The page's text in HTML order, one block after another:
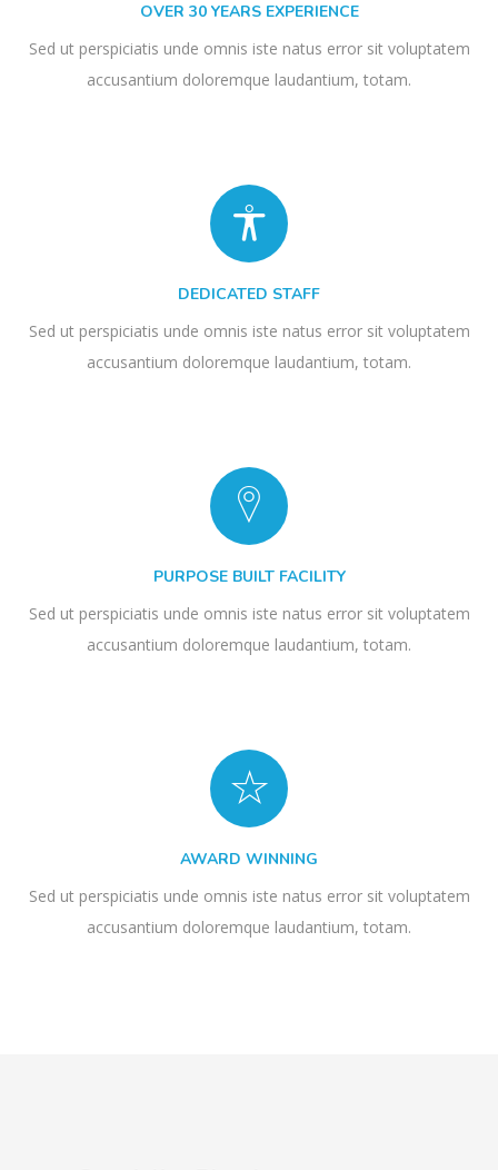
OVER 30 YEARS EXPERIENCE
Sed ut perspiciatis unde omnis iste natus error sit voluptatem
accusantium doloremque laudantium, totam.
DEDICATED STAFF
Sed ut perspiciatis unde omnis iste natus error sit voluptatem
accusantium doloremque laudantium, totam.
PURPOSE BUILT FACILITY
Sed ut perspiciatis unde omnis iste natus error sit voluptatem
accusantium doloremque laudantium, totam.
AWARD WINNING
Sed ut perspiciatis unde omnis iste natus error sit voluptatem
accusantium doloremque laudantium, totam.